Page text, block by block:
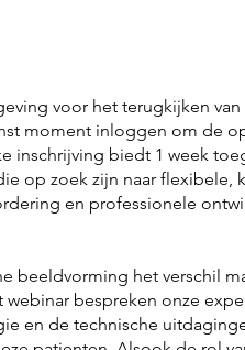
voor het terugkijken van
moment inloggen om de
inschrijving biedt 1 week
op zoek zijn naar
en professionele
beeldvorming het verschil
bespreken onze
en de technische